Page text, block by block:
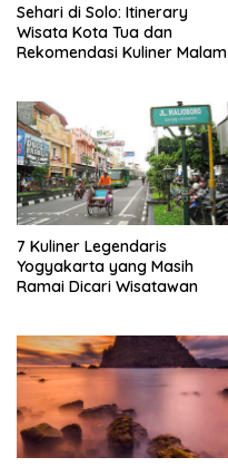
Sehari di Solo: Itinerary
Wisata Kota Tua dan
Rekomendasi Kuliner Malam
7 Kuliner Legendaris
Yogyakarta yang Masih
Ramai Dicari Wisatawan